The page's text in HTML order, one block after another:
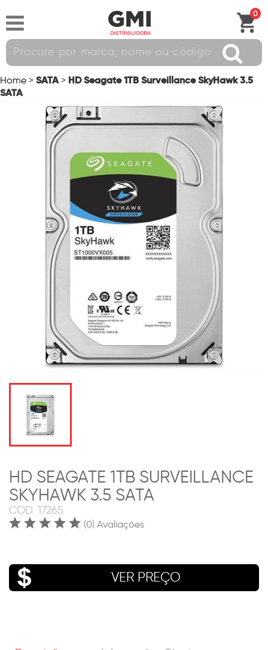
0
Home > SATA > HD Seagate 1TB Surveillance SkyHawk 3.5
SATA
HD SEAGATE 1TB SURVEILLANCE
SKYHAWK 3.5 SATA
COD. 17265
(0) Avaliações
VER PREÇO